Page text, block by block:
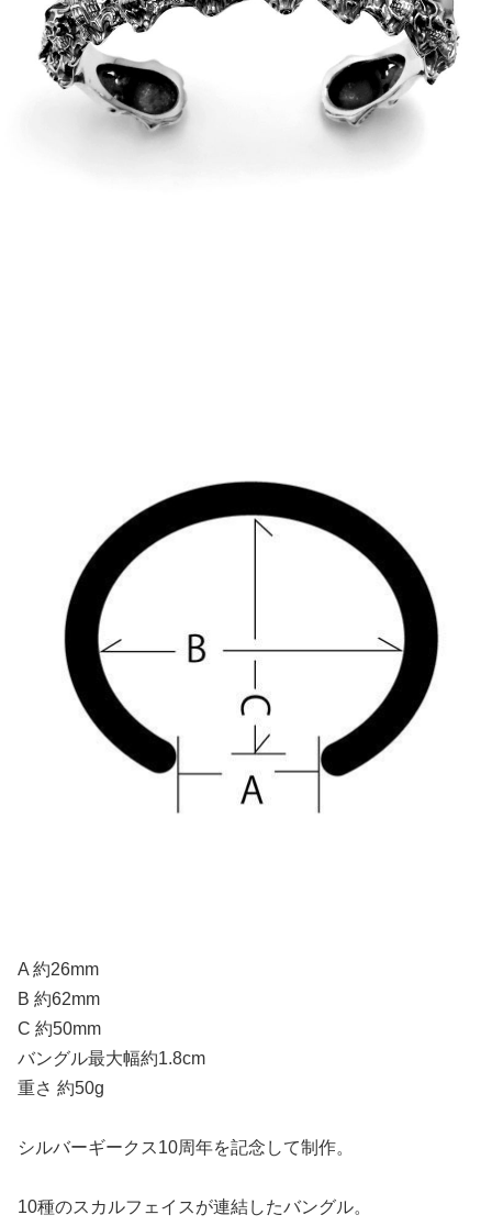
A 約26mm
B 約62mm
C 約50mm
バングル最大幅約1.8cm
重さ 約50g
シルバーギークス10周年を記念して制作。
10種のスカルフェイスが連結したバングル。